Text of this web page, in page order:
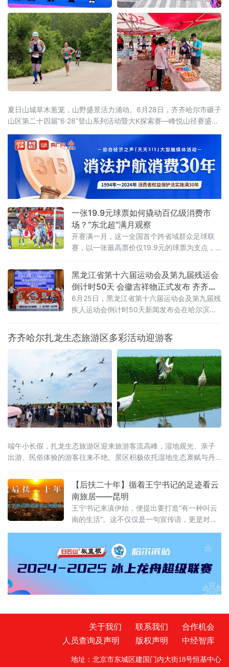
夏日山城草木葱茏，山野盛景活力涌动。6月28日，齐齐哈尔市碾子
山区第二十四届“6·28”登山系列活动暨大K探索赛—峰悦山径赛盛大
开启。本届活动由齐齐哈尔市碾子山区人民政府主办，齐齐哈尔市
文广旅游局、市体育局、市融媒体中心鼎力支持，区文广旅游局、
齐齐哈尔圣金旅游发展有限公司承办，辽宁维思天品体育发展有限
公司专业运营。二十四年
一张19.9元球票如何撬动百亿级消费市
场？“东北超”满月观察
开赛满一月，这一全国首个跨省域群众足球联
赛，以一张最高票价仅19.9元的球票为支点，
济”：一张球票变成“旅行通行证”“东北超”是全国
首个由辽吉黑蒙联合主办的群众足球赛事，沈
阳、大
黑龙江省第十六届运动会及第九届残运会
倒计时50天 会徽吉祥物正式发布 齐齐哈
尔时隔26年再迎省级顶级赛事
6月25日，黑龙江省第十六届运动会及第九届残
疾人运动会倒计时50天新闻发布会在哈尔滨举
与吉祥物，并通报赛事筹备、竞赛组织、服务
保障及文体旅融合等重点工作，标志着全省规
模最大的综合性体育盛会全面进入决战冲刺阶
段。齐齐哈尔时隔26年再度承办省级顶级赛
事，将以“简约、安全、精彩、独具特色”为目
标，倾力呈现一
齐齐哈尔扎龙生态旅游区多彩活动迎游客
端午小长假，扎龙生态旅游区迎来旅游客流高峰，湿地观光、亲子
出游、民俗体验的游客往来不绝。景区积极依托湿地生态禀赋与丹
色主题活动。才艺展演舞台上，游客踊跃登台互动，香包手工制作
区大家选用艾草、白芷等药材亲手缝制端午香囊，趣味知识问答、
投壶、射五毒等民俗游戏热闹开启。游客在观
【后扶二十年】循着王宁书记的足迹看云
南旅居——昆明
王宁书记来滇伊始，便提出要打造“有一种叫云
南的生活”。这不仅仅是一句宣传语，更是对这
客栈的风铃，是滤镜下的云卷云舒。直到我循
着王宁书记的足迹，走进昆明那些因水而迁、
因水而兴的土地，才读懂其深意：云南的生
活，不仅是造物主的偏爱，更是奋斗者的烟
火。一、有一种叫云南的生活，从心出发这
关于我们 联系我们
合作机会
人员查询及声明
版权声明 中经智库
地址：北京市东城区建国门内大街18号恒基中心